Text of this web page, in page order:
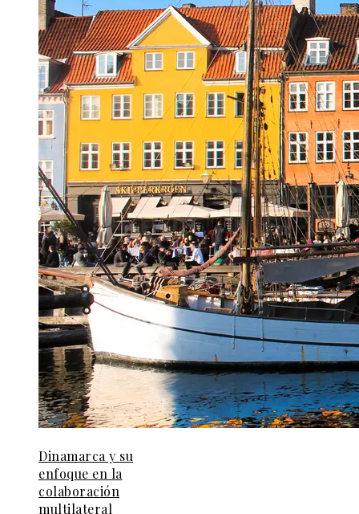
Dinamarca y su
enfoque en la
colaboración
multilateral